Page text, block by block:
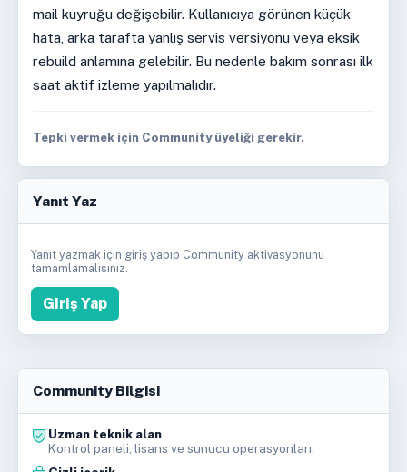
mail kuyruğu değişebilir. Kullanıcıya görünen küçük
hata, arka tarafta yanlış servis versiyonu veya eksik
rebuild anlamına gelebilir. Bu nedenle bakım sonrası ilk
saat aktif izleme yapılmalıdır.
Tepki vermek için Community üyeliği gerekir.
Yanıt Yaz
Yanıt yazmak için giriş yapıp Community aktivasyonunu
tamamlamalısınız.
Giriş Yap
Community Bilgisi
Uzman teknik alan
Kontrol paneli, lisans ve sunucu operasyonları.